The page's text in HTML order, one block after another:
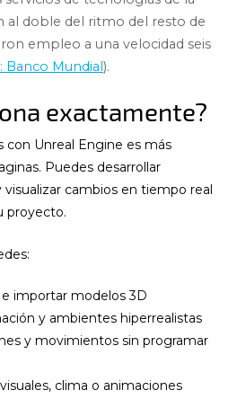
al doble del ritmo del resto de
empleo a una velocidad seis
Banco Mundial).
exactamente?
con Unreal Engine es más
Puedes desarrollar
cambios en tiempo real
proyecto.
e importar modelos 3D
y ambientes hiperrealistas
y movimientos sin programar
clima o animaciones